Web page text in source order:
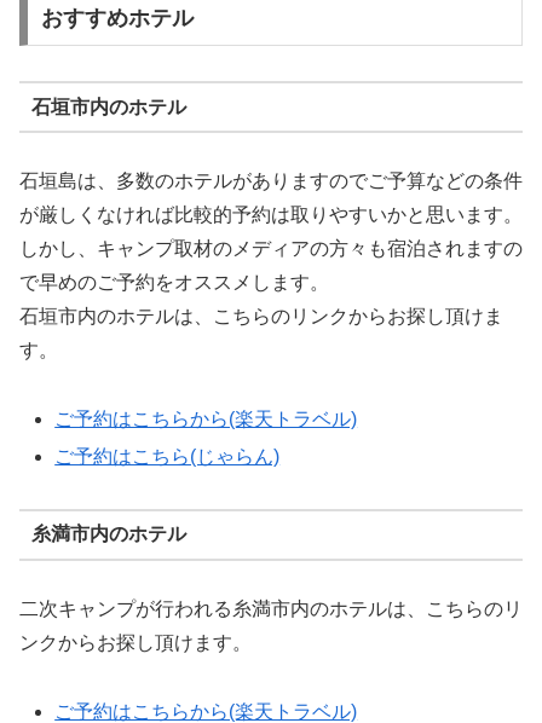
おすすめホテル
石垣市内のホテル
石垣島は、多数のホテルがありますのでご予算などの条件
が厳しくなければ比較的予約は取りやすいかと思います。
しかし、キャンプ取材のメディアの方々も宿泊されますの
で早めのご予約をオススメします。
石垣市内のホテルは、こちらのリンクからお探し頂けま
す。
ご予約はこちらから(楽天トラベル)
ご予約はこちら(じゃらん)
糸満市内のホテル
二次キャンプが行われる糸満市内のホテルは、こちらのリ
ンクからお探し頂けます。
ご予約はこちらから(楽天トラベル)